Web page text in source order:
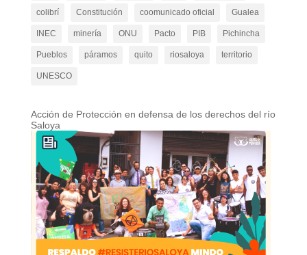
colibrí Constitución coomunicado oficial Gualea
INEC minería ONU Pacto PIB Pichincha
Pueblos páramos quito riosaloya territorio
UNESCO
Acción de Protección en defensa de los derechos del río
Saloya